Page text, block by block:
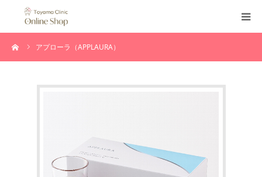
アプローラ（APPLAURA）
新規ショップ会員登録
マイページ
患者様専用ログイン